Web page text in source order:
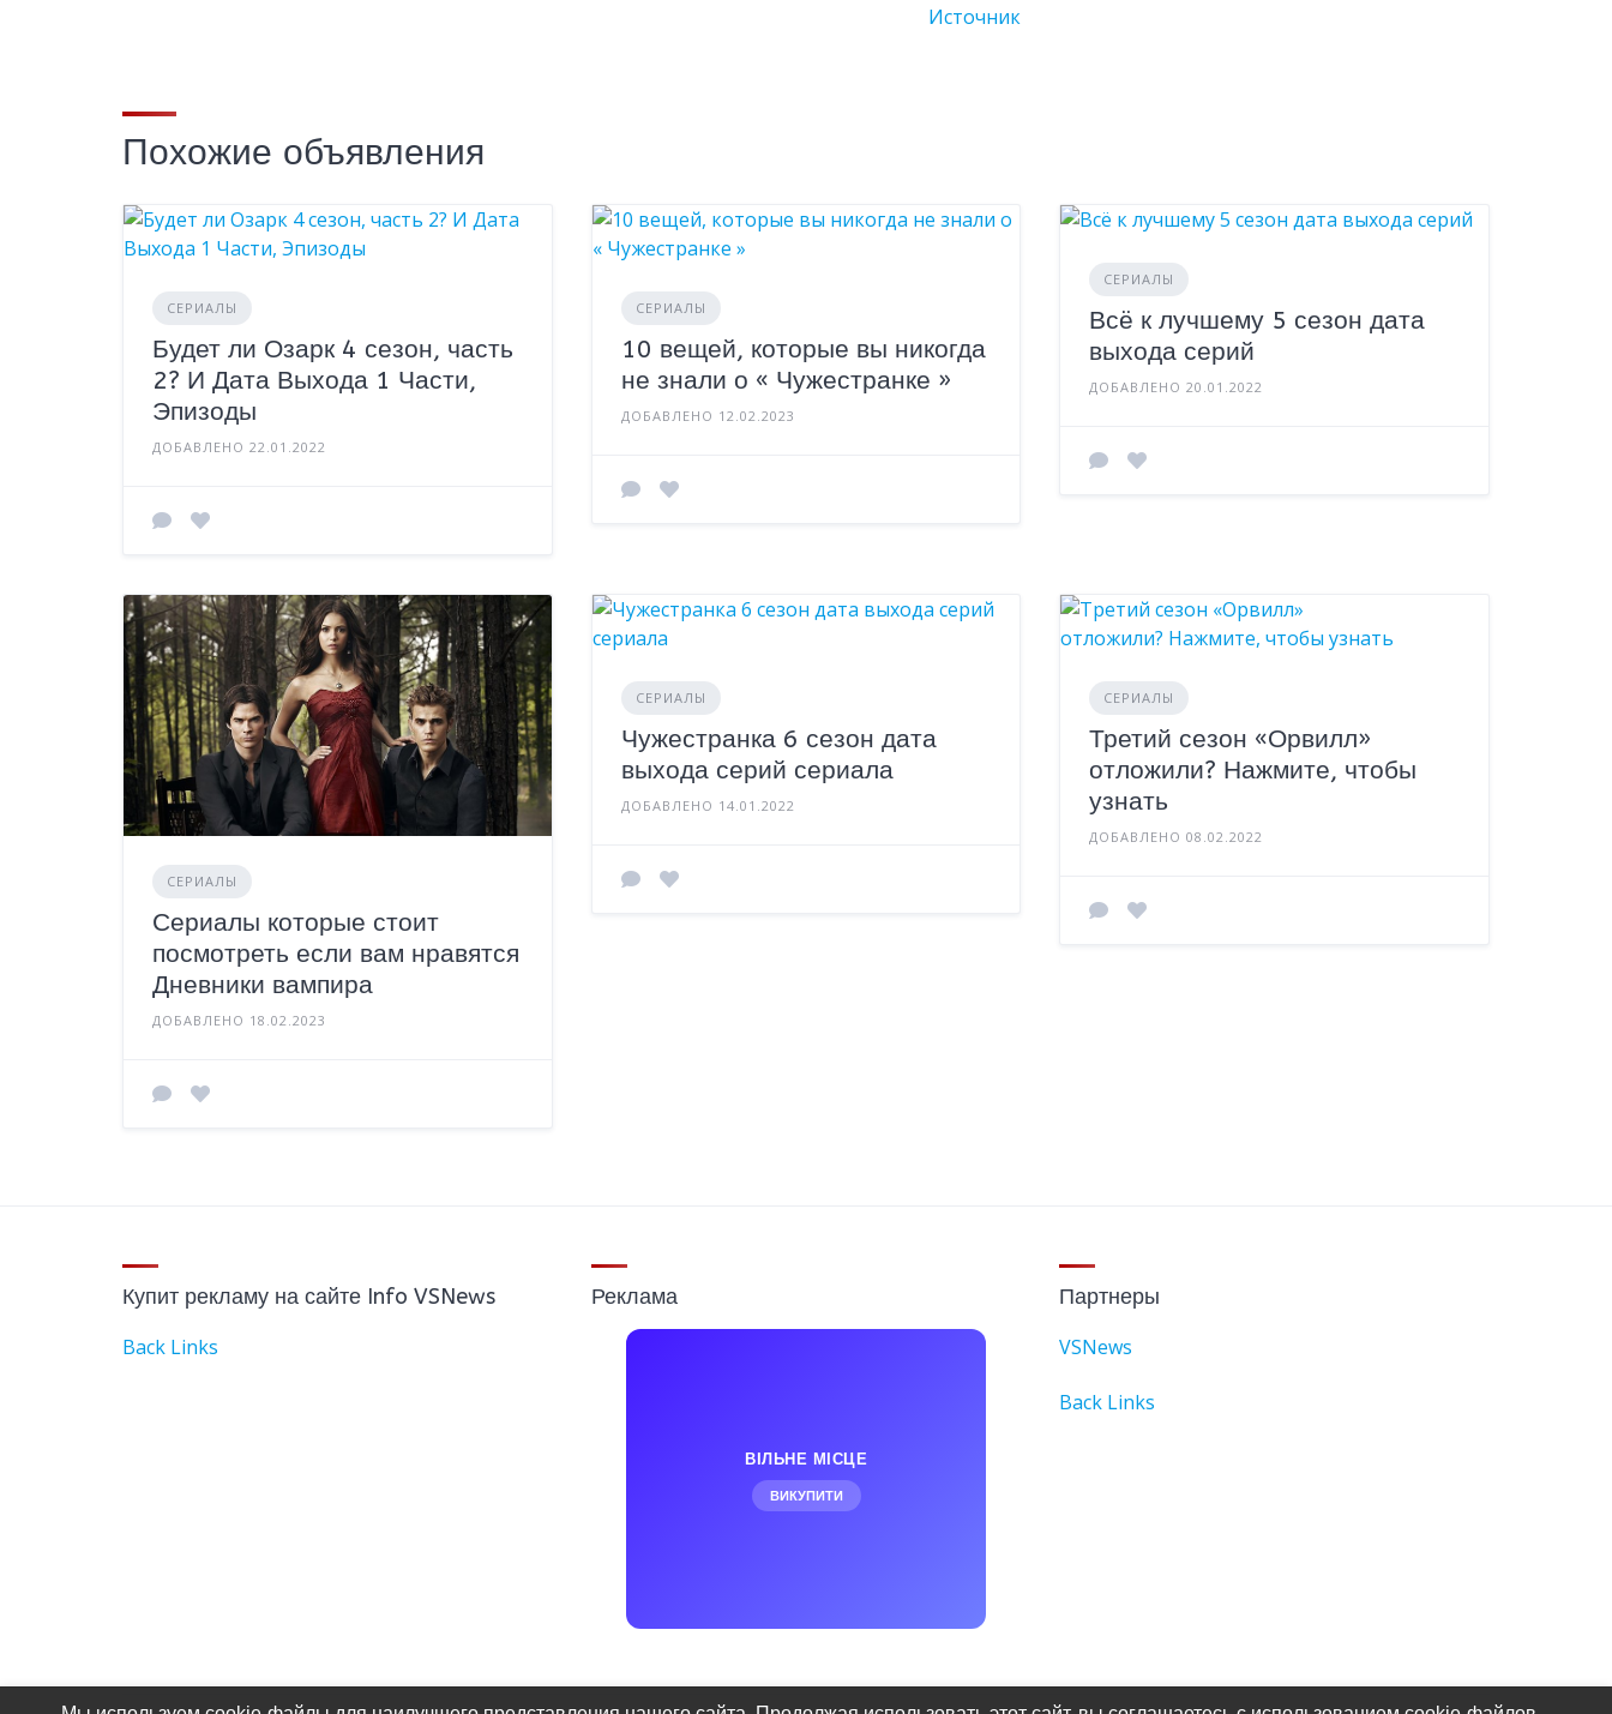
Источник
Похожие объявления
СЕРИАЛЫ
Будет ли Озарк 4 сезон, часть
2? И Дата Выхода 1 Части,
Эпизоды
ДОБАВЛЕНО 22.01.2022
СЕРИАЛЫ
10 вещей, которые вы никогда
не знали о « Чужестранке »
ДОБАВЛЕНО 12.02.2023
СЕРИАЛЫ
Всё к лучшему 5 сезон дата
выхода серий
ДОБАВЛЕНО 20.01.2022
СЕРИАЛЫ
Сериалы которые стоит
посмотреть если вам нравятся
Дневники вампира
ДОБАВЛЕНО 18.02.2023
СЕРИАЛЫ
Чужестранка 6 сезон дата
выхода серий сериала
ДОБАВЛЕНО 14.01.2022
СЕРИАЛЫ
Третий сезон «Орвилл»
отложили? Нажмите, чтобы
узнать
ДОБАВЛЕНО 08.02.2022
Купит рекламу на сайте Info VSNews
Back Links
Реклама
ВІЛЬНЕ МІСЦЕ
ВИКУПИТИ
Партнеры
VSNews
Back Links